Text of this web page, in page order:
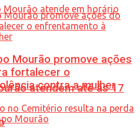
atendem até às 17
Mourão promove ações
fortalecer o
contra a mulher